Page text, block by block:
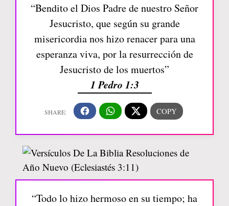
“Bendito el Dios Padre de nuestro Señor
Jesucristo, que según su grande
misericordia nos hizo renacer para una
esperanza viva, por la resurrección de
Jesucristo de los muertos”
1 Pedro 1:3
“Todo lo hizo hermoso en su tiempo; ha